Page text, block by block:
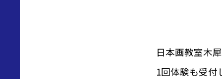
日本画教室木
1回体験も受付